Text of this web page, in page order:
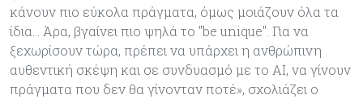
κάνουν πιο εύκολα πράγματα, όμως μοιάζουν όλα τα
ίδια… Άρα, βγαίνει πιο ψηλά το "be unique". Για να
ξεχωρίσουν τώρα, πρέπει να υπάρχει η ανθρώπινη
αυθεντική σκέψη και σε συνδυασμό με το AI, να γίνουν
πράγματα που δεν θα γίνονταν ποτέ», σχολιάζει ο